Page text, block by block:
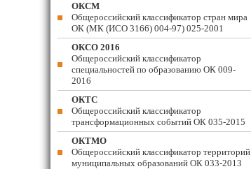
ОКСМ
Общероссийский классификатор стран мира
ОК (МК (ИСО 3166) 004-97) 025-2001
ОКСО 2016
Общероссийский классификатор
специальностей по образованию ОК 009-
2016
ОКТС
Общероссийский классификатор
трансформационных событий ОК 035-2015
ОКТМО
Общероссийский классификатор территорий
муниципальных образований ОК 033-2013